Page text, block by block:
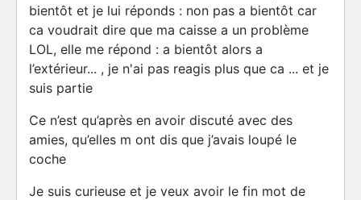
bientôt et je lui réponds : non pas a bientôt car
ca voudrait dire que ma caisse a un problème
LOL, elle me répond : a bientôt alors a
l’extérieur... , je n'ai pas reagis plus que ca ... et je
suis partie
Ce n’est qu’après en avoir discuté avec des
amies, qu’elles m ont dis que j’avais loupé le
coche
Je suis curieuse et je veux avoir le fin mot de